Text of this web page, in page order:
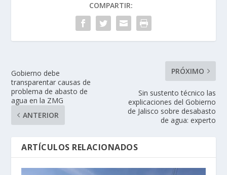
COMPARTIR:
Gobierno debe
transparentar causas de
problema de abasto de
agua en la ZMG
ANTERIOR
PRÓXIMO
Sin sustento técnico las
explicaciones del Gobierno
de Jalisco sobre desabasto
de agua: experto
ARTÍCULOS RELACIONADOS